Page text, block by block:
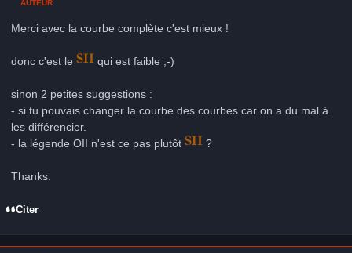
AUTEUR
Merci avec la courbe complète c'est mieux !
donc c'est le qui est faible ;-)
sinon 2 petites suggestions :
- si tu pouvais changer la courbe des courbes car on a du mal à
les différencier.
- la légende OII n'est ce pas plutôt
?
Thanks.
Citer